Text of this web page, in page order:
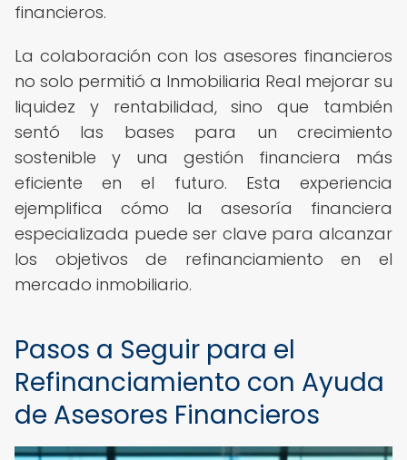
financieros.
La colaboración con los asesores financieros
no solo permitió a Inmobiliaria Real mejorar su
liquidez y rentabilidad, sino que también
sentó las bases para un crecimiento
sostenible y una gestión financiera más
eficiente en el futuro. Esta experiencia
ejemplifica cómo la asesoría financiera
especializada puede ser clave para alcanzar
los objetivos de refinanciamiento en el
mercado inmobiliario.
Pasos a Seguir para el
Refinanciamiento con Ayuda
de Asesores Financieros